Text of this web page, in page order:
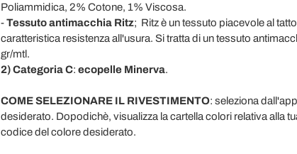
Poliammidica, 2% Cotone, 1% Viscosa.
-Tessuto antimacchia Ritz; Ritz è un tessuto piacevole al
caratteristica resistenza all'usura. Si tratta di un tessuto
gr/mtl.
2) Categoria C: ecopelle Minerva.
COME SELEZIONARE IL RIVESTIMENTO: seleziona
desiderato. Dopodichè, visualizza la cartella colori relativa alla
codice del colore desiderato.